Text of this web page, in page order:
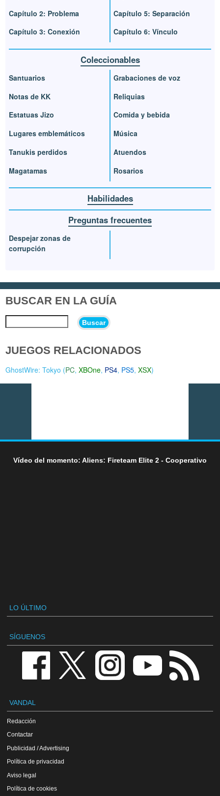
Capítulo 2: Problema
Capítulo 3: Conexión
Capítulo 5: Separación
Capítulo 6: Vínculo
Coleccionables
Santuarios
Notas de KK
Estatuas Jizo
Lugares emblemáticos
Tanukis perdidos
Magatamas
Grabaciones de voz
Reliquias
Comida y bebida
Música
Atuendos
Rosarios
Habilidades
Preguntas frecuentes
Despejar zonas de
corrupción
BUSCAR EN LA GUÍA
Buscar
JUEGOS RELACIONADOS
GhostWire: Tokyo (PC,XBOne, PS4, PS5,XSX)
Vídeo del momento: Aliens: Fireteam Elite 2 - Cooperativo
LO ÚLTIMO
SÍGUENOS
VANDAL
Redacción
Contactar
Publicidad / Advertising
Política de privacidad
Aviso legal
Política de cookies